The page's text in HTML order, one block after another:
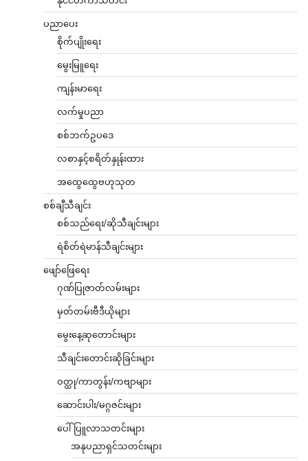
ပညာပေး
စိုက်ပျိုးရေး
မွေးမြူရေး
ကျန်းမာရေး
လက်မှုပညာ
စစ်ဘက်ဥပဒေ
လစာနှင့်စရိတ်နှုန်းထား
အထွေထွေဗဟုသုတ
စစ်ချီသီချင်း
စစ်သည်ရေး/ဆိုသီချင်းများ
ရဲစိတ်ရဲမာန်သီချင်းများ
ဖျော်ဖြေရေး
ဂုဏ်ပြုဇာတ်လမ်းများ
မှတ်တမ်းဗီဒီယိုများ
မွေးနေ့ဆုတောင်းများ
သီချင်းတောင်းဆိုခြင်းများ
ဝတ္ထု/ကာတွန်း/ကဗျာများ
ဆောင်းပါး/မဂ္ဂဇင်းများ
ပေါ်ပြူလာသတင်းများ
အနုပညာရှင်သတင်းများ